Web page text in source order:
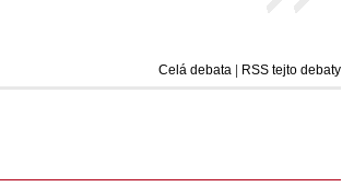
Celá debata | RSS tejto debaty